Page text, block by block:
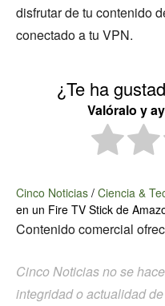
disfrutar de tu contenido
conectado a tu VPN.
¿Te ha
Valóralo y
Cinco Noticias / Ciencia &
en un Fire TV Stick de
Contenido comercial
Cinco Noticias no se
integridad o actualidad